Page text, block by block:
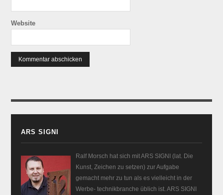
Website
ARS SIGNI
Ralf Morsch hat sich mit ARS SIGNI (lat. Die
Kunst, Zeichen zu setzen) zur Aufgabe
gemacht mehr zu tun als es vielleicht in der
Werbe- technikbranche üblich ist. ARS SIGNI